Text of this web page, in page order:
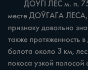
месте ДОЎГАГА ЛЕСА,
признаку довольно
также протяженность
болота около 3 км,
покоса узкой